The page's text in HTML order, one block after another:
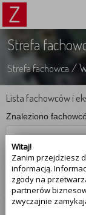
Witaj!
Zanim przejdziesz
informacją.
zgody na
partnerów
zwyczajnie
Strefa
Strefa fachowca /
Lista fachowców i
Znaleziono
PRO-Admin
instytucji!
☆☆☆☆☆
91-885-55-